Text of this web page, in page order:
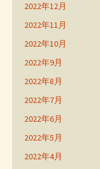
2022年12月
2022年11月
2022年10月
2022年9月
2022年8月
2022年7月
2022年6月
2022年5月
2022年4月